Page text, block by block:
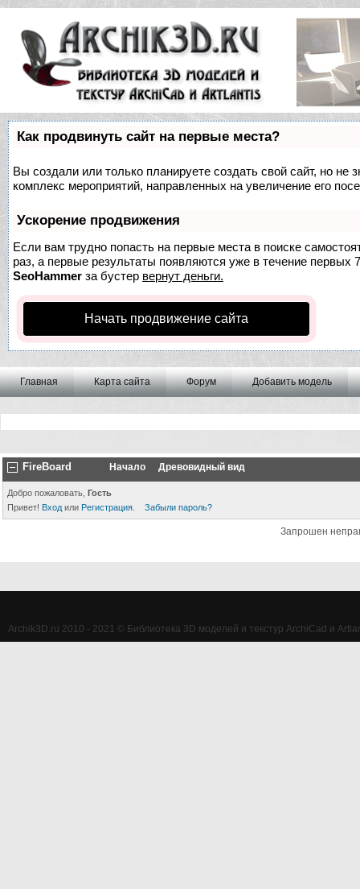
Как продвинуть сайт на первые места?
Вы создали или только планируете создать свой сайт, но не
комплекс мероприятий, направленных на увеличение его
Ускорение продвижения
Если вам трудно попасть на первые места в поиске
раз, а первые результаты появляются уже в течение первых
SeoHammer за бустер вернут деньги.
Начать продвижение сайта
Главная Карта сайта Форум Добавить модель
FireBoard Начало Древовидный вид
Добро пожаловать, Гость
Привет! Вход или Регистрация Забыли пароль?
Запрошен
Archik3D.ru 2010 - 2021 © Библиотека 3D моделей и текстур ArchiCad и